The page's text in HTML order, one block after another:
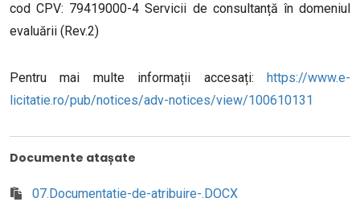
cod CPV: 79419000-4 Servicii de consultanță în domeniul
evaluării (Rev.2)
Pentru mai multe informații accesați: https://www.e-
licitatie.ro/pub/notices/adv-notices/view/100610131
Documente atașate
07.Documentatie-de-atribuire-.DOCX